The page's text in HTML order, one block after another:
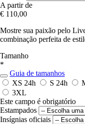
A partir de
€ 110,00
Mostre sua paixão pelo
combinação perfeita de
Tamanho
*
Guia de tamanhos
XS 24h S 24h
3XL
Este campo é obrigatório
Estampados
Insígnias oficiais